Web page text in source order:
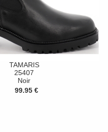
TAMARIS
25407
Noir
99.95 €